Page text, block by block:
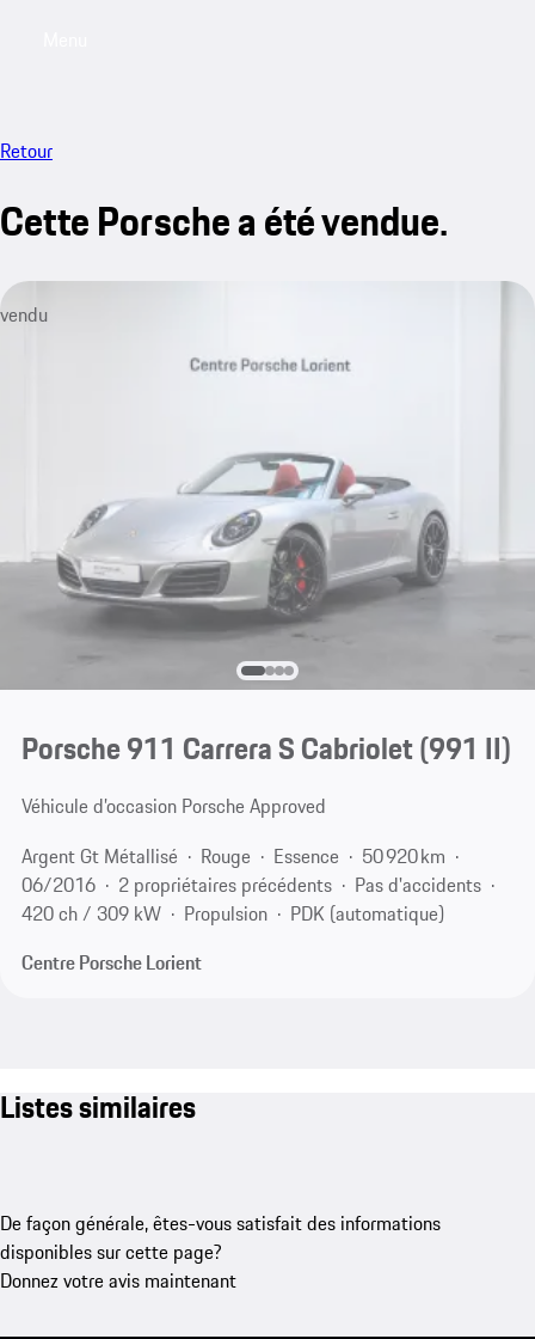
Retour
Cette Porsche a été vendue.
vendu
Porsche 911 Carrera S Cabriolet(991 II)
Véhicule d’occasion Porsche Approved
Argent Gt Métallisé
Rouge Essence
50 920 km
06/2016
2 propriétaires précédents
Pas d'accidents
420 ch / 309 kW
Propulsion
PDK (automatique)
Centre Porsche Lorient
Listes similaires
De façon générale, êtes-vous satisfait des informations
disponibles sur cette page?
Donnez votre avis maintenant